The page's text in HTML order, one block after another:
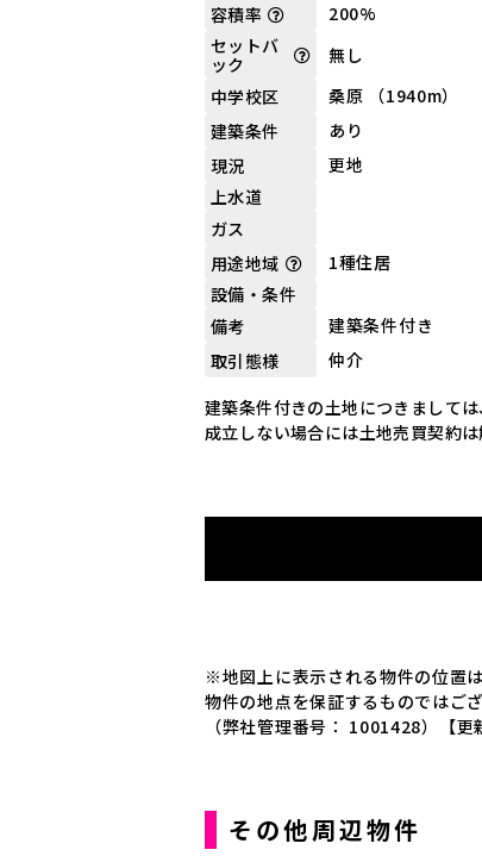
容積率
200%
セットバ
ック
無し
中学校区
桑原 （1940m）
建築条件
あり
現況
更地
上水道
ガス
用途地域
1種住居
設備・条件
備考
建築条件付き
取引態様
仲介
建築条件付きの土地につきまして
成立しない場合には土地売買契約
※地図上に表示される物件の位置
物件の地点を保証するものではご
（弊社管理番号： 1001428）
【
その他周辺物件